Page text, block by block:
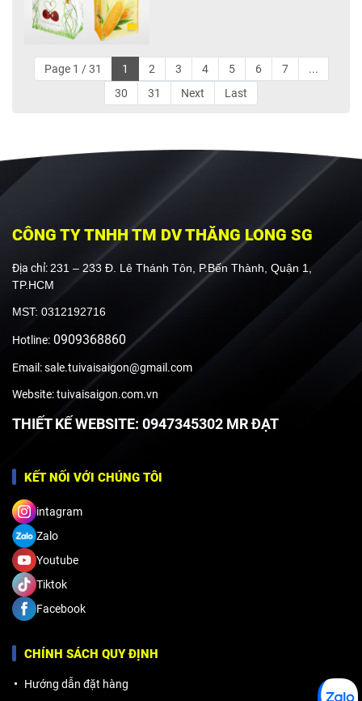
Page 1 / 31 1 2 3 4 5 6 7
...
30
31 Next Last
CÔNG TY TNHH TM DV THĂNG LONG SG
Địa chỉ:231 – 233 Đ. Lê Thánh Tôn, P.Bến Thành, Quận 1,
TP.HCM
MST: 0312192716
Hotline: 0909368860
Email: sale.tuivaisaigon@gmail.com
Website: tuivaisaigon.com.vn
THIẾT KẾ WEBSITE: 0947345302 MR ĐẠT
KẾT NỐI VỚI CHÚNG TÔI
intagram
Zalo
Youtube
Tiktok
Facebook
CHÍNH SÁCH QUY ĐỊNH
Hướng dẫn đặt hàng